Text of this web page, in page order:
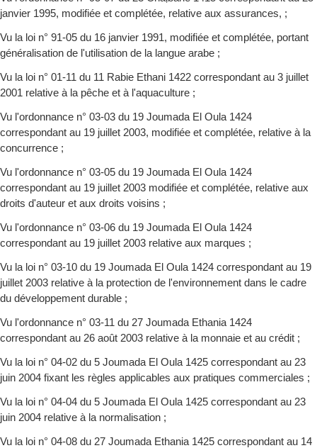
janvier 1995, modifiée et complétée, relative aux assurances, ;
Vu la loi n° 91-05 du 16 janvier 1991, modifiée et complétée, portant
généralisation de l'utilisation de la langue arabe ;
Vu la loi n° 01-11 du 11 Rabie Ethani 1422 correspondant au 3 juillet
2001 relative à la pêche et à l'aquaculture ;
Vu l'ordonnance n° 03-03 du 19 Joumada El Oula 1424
correspondant au 19 juillet 2003, modifiée et complétée, relative à la
concurrence ;
Vu l'ordonnance n° 03-05 du 19 Joumada El Oula 1424
correspondant au 19 juillet 2003 modifiée et complétée, relative aux
droits d'auteur et aux droits voisins ;
Vu l'ordonnance n° 03-06 du 19 Joumada El Oula 1424
correspondant au 19 juillet 2003 relative aux marques ;
Vu la loi n° 03-10 du 19 Joumada El Oula 1424 correspondant au 19
juillet 2003 relative à la protection de l'environnement dans le cadre
du développement durable ;
Vu l'ordonnance n° 03-11 du 27 Joumada Ethania 1424
correspondant au 26 août 2003 relative à la monnaie et au crédit ;
Vu la loi n° 04-02 du 5 Joumada El Oula 1425 correspondant au 23
juin 2004 fixant les règles applicables aux pratiques commerciales ;
Vu la loi n° 04-04 du 5 Joumada El Oula 1425 correspondant au 23
juin 2004 relative à la normalisation ;
Vu la loi n° 04-08 du 27 Joumada Ethania 1425 correspondant au 14